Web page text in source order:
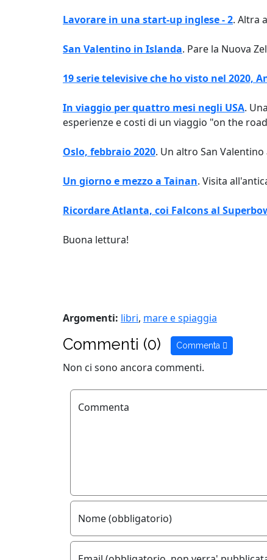
Lavorare in una start-up inglese - 2. Altra
San Valentino in Islanda. Pare la Nuova
19 serie televisive che ho visto nel 2020,
In viaggio per quattro mesi negli USA.
esperienze e costi di un viaggio "on the
Oslo, febbraio 2020. Un altro San
Un giorno e mezzo a Tainan. Visita
Ricordare Atlanta, coi Falcons al
Buona lettura!
Argomenti: libri, mare e spiaggia
Commenti (0) Commenta
Non ci sono ancora commenti.
Commenta
Nome (obbligatorio)